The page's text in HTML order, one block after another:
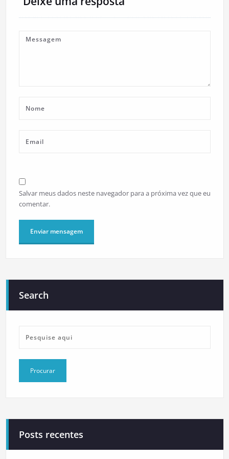
Salvar meus dados neste navegador para a próxima vez que eu
comentar.
Search
Posts recentes